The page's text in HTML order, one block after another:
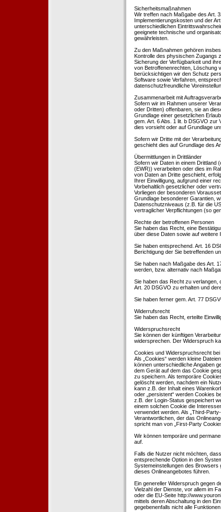
Sicherheitsmaßnahmen
Wir treffen nach Maßgabe des Art.
Implementierungskosten und der
unterschiedlichen
geeignete technische und
gewährleisten.
Zu den Maßnahmen gehören
Kontrolle des physischen Zugangs
Sicherung der Verfügbarkeit und
von Betroffenenrechten, Löschung
berücksichtigen wir den Schutz
Software sowie Verfahren,
datenschutzfreundliche
Zusammenarbeit mit
Sofern wir im Rahmen unserer
oder Dritten) offenbaren, sie an
Grundlage einer gesetzlichen
gem. Art. 6 Abs. 1 lit. b DSGVO zur
dies vorsieht oder auf Grundlage
Sofern wir Dritte mit der
geschieht dies auf Grundlage des
Übermittlungen in Drittländer
Sofern wir Daten in einem Drittland
(EWR)) verarbeiten oder dies im
von Daten an Dritte geschieht,
Ihrer Einwilligung, aufgrund einer
Vorbehaltlich gesetzlicher oder
Vorliegen der besonderen
Grundlage besonderer Garantien,
Datenschutzniveaus (z.B. für die
vertraglicher Verpflichtungen (so
Rechte der betroffenen Personen
Sie haben das Recht, eine
über diese Daten sowie auf weitere
Sie haben entsprechend. Art. 16
Berichtigung der Sie betreffenden
Sie haben nach Maßgabe des Art.
werden, bzw. alternativ nach
Sie haben das Recht zu verlangen,
Art. 20 DSGVO zu erhalten und
Sie haben ferner gem. Art. 77
Widerrufsrecht
Sie haben das Recht, erteilte
Widerspruchsrecht
Sie können der künftigen
widersprechen. Der Widerspruch
Cookies und Widerspruchsrecht
Als „Cookies“ werden kleine
können unterschiedliche Angaben
dem Gerät auf dem das Cookie
zu speichern. Als temporäre
gelöscht werden, nachdem ein
kann z.B. der Inhalt eines
oder „persistent“ werden Cookies
z.B. der Login-Status gespeichert
einem solchen Cookie die
verwendet werden. Als „Third-
Verantwortlichen, der das
spricht man von „First-Party
Wir können temporäre und
auf.
Falls die Nutzer nicht möchten,
entsprechende Option in den
Systemeinstellungen des
dieses Onlineangebotes führen.
Ein genereller Widerspruch gegen
Vielzahl der Dienste, vor allem im
oder die EU-Seite http://
mittels deren Abschaltung in den
gegebenenfalls nicht alle